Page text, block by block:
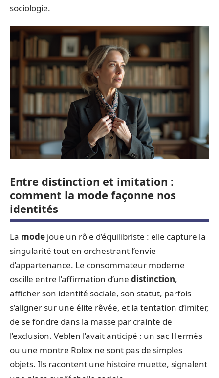
sociologie.
Entre distinction et imitation :
comment la mode façonne nos
identités
La mode joue un rôle d’équilibriste : elle capture la
singularité tout en orchestrant l’envie
d’appartenance. Le consommateur moderne
oscille entre l’affirmation d’une distinction,
afficher son identité sociale, son statut, parfois
s’aligner sur une élite rêvée, et la tentation d’imiter,
de se fondre dans la masse par crainte de
l’exclusion. Veblen l’avait anticipé : un sac Hermès
ou une montre Rolex ne sont pas de simples
objets. Ils racontent une histoire muette, signalent